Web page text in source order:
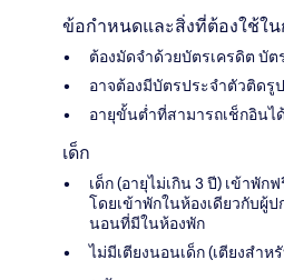
ข้อกำหนดและสิ่งที่ต้องใช้ใน
ต้องมัดจำด้วยบัตรเครดิต บัต
อาจต้องมีบัตรประจำตัวติดรู
อายุขั้นต่ำที่สามารถเช็กอินไ
เด็ก
เด็ก (อายุไม่เกิน 3 ปี) เข้าพั
โดยเข้าพักในห้องเดียวกับผู้
นอนที่มีในห้องพัก
ไม่มีเตียงนอนเด็ก (เตียงสำห